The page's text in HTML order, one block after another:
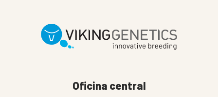
Oficina central